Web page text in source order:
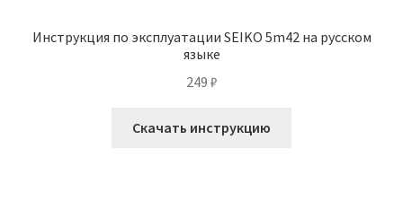
Инструкция по эксплуатации SEIKO 5m42 на русском
языке
249 ₽
Скачать инструкцию